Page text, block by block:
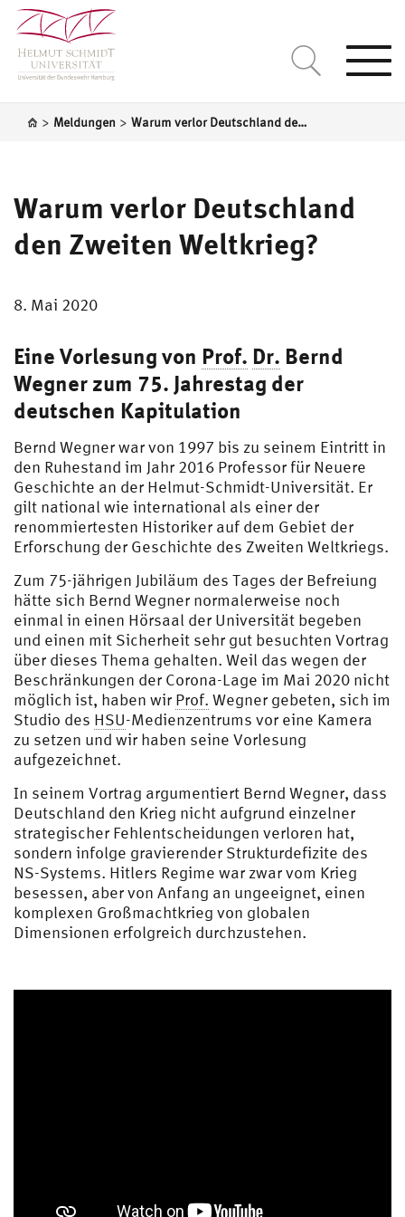
> Meldungen > Warum verlor Deutschland den Zweiten Weltkrieg?
Warum verlor Deutschland
den Zweiten Weltkrieg?
8. Mai 2020
Eine Vorlesung von Prof. Dr. Bernd
Wegner zum 75. Jahrestag der
deutschen Kapitulation
Bernd Wegner war von 1997 bis zu seinem Eintritt in
den Ruhestand im Jahr 2016 Professor für Neuere
Geschichte an der Helmut-Schmidt-Universität. Er
gilt national wie international als einer der
renommiertesten Historiker auf dem Gebiet der
Erforschung der Geschichte des Zweiten Weltkriegs.
Zum 75-jährigen Jubiläum des Tages der Befreiung
hätte sich Bernd Wegner normalerweise noch
einmal in einen Hörsaal der Universität begeben
und einen mit Sicherheit sehr gut besuchten Vortrag
über dieses Thema gehalten. Weil das wegen der
Beschränkungen der Corona-Lage im Mai 2020 nicht
möglich ist, haben wir Prof. Wegner gebeten, sich im
Studio des HSU-Medienzentrums vor eine Kamera
zu setzen und wir haben seine Vorlesung
aufgezeichnet.
In seinem Vortrag argumentiert Bernd Wegner, dass
Deutschland den Krieg nicht aufgrund einzelner
strategischer Fehlentscheidungen verloren hat,
sondern infolge gravierender Strukturdefizite des
NS-Systems. Hitlers Regime war zwar vom Krieg
besessen, aber von Anfang an ungeeignet, einen
komplexen Großmachtkrieg von globalen
Dimensionen erfolgreich durchzustehen.